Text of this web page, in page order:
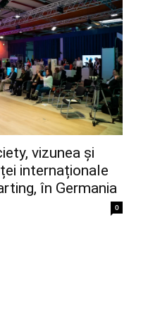
vizunea și
internaționale
în Germania
0